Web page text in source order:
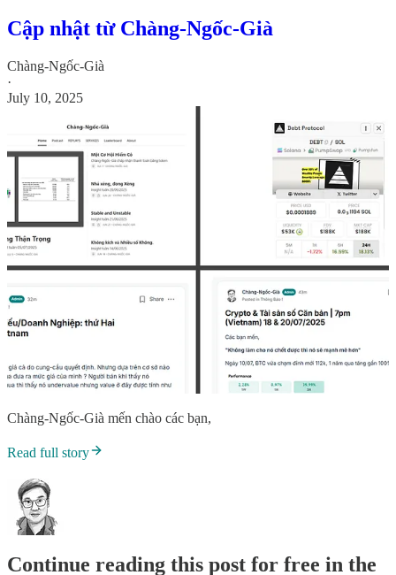
Cập nhật từ Chàng-Ngốc-Già
Chàng-Ngốc-Già
·
July 10, 2025
Chàng-Ngốc-Già mến chào các bạn,
Read full story
Continue reading this post for free in the